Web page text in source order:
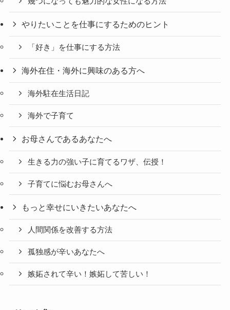
やりたいことを仕事にするためのヒント
「好き」を仕事にする方法
海外在住・海外に興味のある方へ
海外駐在生活日記
海外で子育て
お母さんであるあなたへ
生きる力の強い子に育てるワザ、伝授！
子育てに悩むお母さんへ
もっと幸せにいきたいあなたへ
人間関係を改善する方法
孤独感が辛いあなたへ
嫉妬されて辛い！嫉妬して苦しい！